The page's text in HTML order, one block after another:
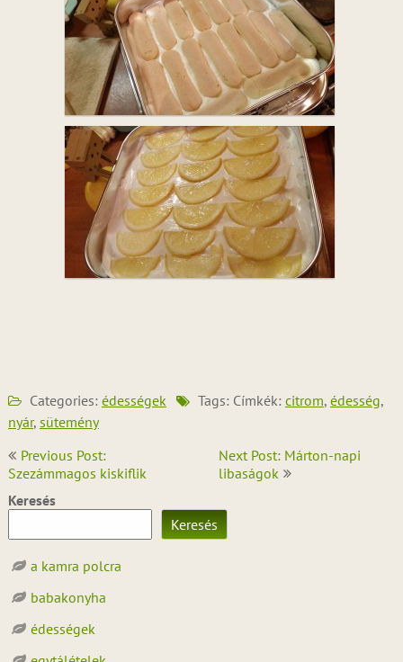
Categories: édességek Tags: Címkék: citrom, édesség,
nyár, sütemény
Bejegyzés
navigáció
Previous Post:
Szezámmagos kiskiflik
Next Post: Márton-napi
libaságok
Keresés
Keresés
a kamra polcra
babakonyha
édességek